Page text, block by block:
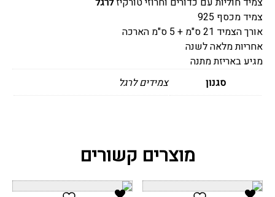
טורקיז
צמיד מכסף 925
אורך הצמיד 21 ס"מ + 5 ס"מ הארכה
אחריות מלאה לשנה
מגיע באריזת מתנה
סגנון
צמידים לרגל
מוצרים קשורים